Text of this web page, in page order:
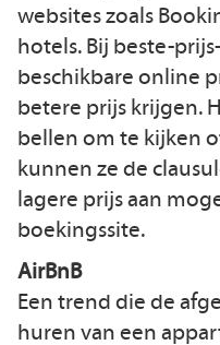
websites zoals
hotels. Bij beste-
beschikbare online
betere prijs krijgen.
bellen om te kijken
kunnen ze de
lagere prijs aan
boekingssite.
AirBnB
Een trend die de
huren van een